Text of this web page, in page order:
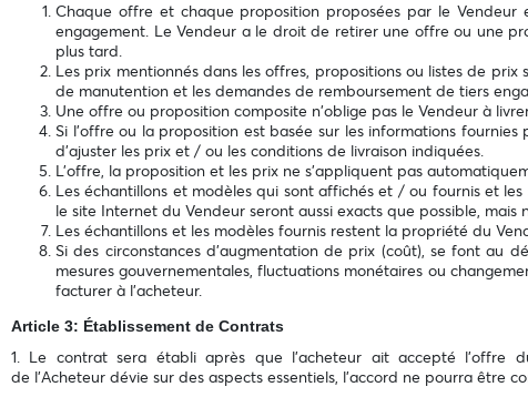
Chaque offre et chaque proposition proposées par le
engagement. Le Vendeur a le droit de retirer une offre ou une
plus tard.
Les prix mentionnés dans les offres, propositions ou listes de
de manutention et les demandes de remboursement de tiers
Une offre ou proposition composite n'oblige pas le Vendeur à
Si l'offre ou la proposition est basée sur les informations
d'ajuster les prix et / ou les conditions de livraison indiquées.
L'offre, la proposition et les prix ne s'appliquent pas
Les échantillons et modèles qui sont affichés et / ou fournis et
le site Internet du Vendeur seront aussi exacts que possible,
Les échantillons et les modèles fournis restent la propriété du
Si des circonstances d’augmentation de prix (coût), se font au
mesures gouvernementales, fluctuations monétaires ou
facturer à l’acheteur.
Article 3: Établissement de Contrats
1. Le contrat sera établi après que l’acheteur ait accepté l'offre
de l’Acheteur dévie sur des aspects essentiels, l'accord ne pourra être